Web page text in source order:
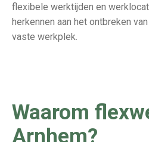
flexibele werktijden en
herkennen aan het ontbreken
vaste werkplek.
Waarom
Arnhem?